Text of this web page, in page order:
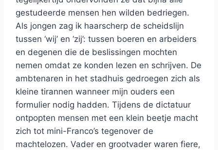
gestudeerde mensen hen wilden bedriegen.
Als jongen zag ik haarscherp de scheidslijn
tussen ‘wij’ en ‘zij’: tussen boeren en arbeiders
en degenen die de beslissingen mochten
nemen omdat ze konden lezen en schrijven. De
ambtenaren in het stadhuis gedroegen zich als
kleine tirannen wanneer mijn ouders een
formulier nodig hadden. Tijdens de dictatuur
ontpopten mensen met een klein beetje macht
zich tot mini-Franco’s tegenover de
machtelozen. Vader en grootvader waren fiere,